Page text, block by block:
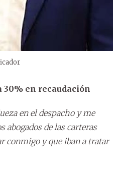
30% en recaudación
en el despacho y me
abogados de las carteras
conmigo y que iban a tratar